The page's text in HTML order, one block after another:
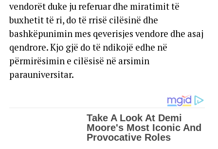
vendorët duke ju referuar dhe miratimit të
buxhetit të ri, do të rrisë cilësinë dhe
bashkëpunimin mes qeverisjes vendore dhe asaj
qendrore. Kjo gjë do të ndikojë edhe në
përmirësimin e cilësisë në arsimin
parauniversitar.